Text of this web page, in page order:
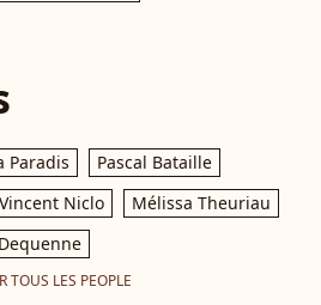
Paradis
Pascal Bataille
Vincent Niclo
Mélissa Theuriau
TOUS LES PEOPLE